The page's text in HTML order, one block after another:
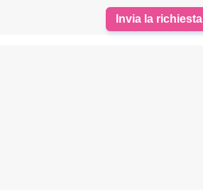
Invia la richiesta